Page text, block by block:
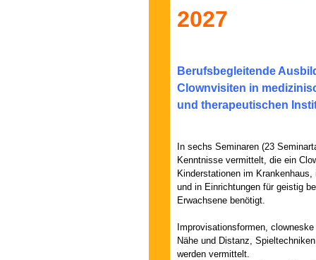
2027
Berufsbegleitende
Clownvisiten in
und therapeutischen
In sechs Seminaren (23
Kenntnisse vermittelt, die ein
Kinderstationen im Krankenhaus,
und in Einrichtungen für geistig
Erwachsene benötigt.
Improvisationsformen,
Nähe und Distanz,
werden vermittelt.